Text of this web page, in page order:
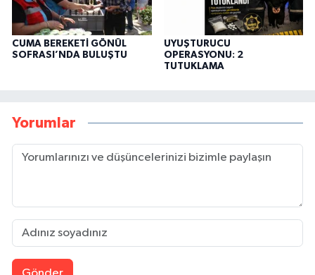
CUMA BEREKETİ GÖNÜL
SOFRASI’NDA BULUŞTU
UYUŞTURUCU
OPERASYONU: 2
TUTUKLAMA
Yorumlar